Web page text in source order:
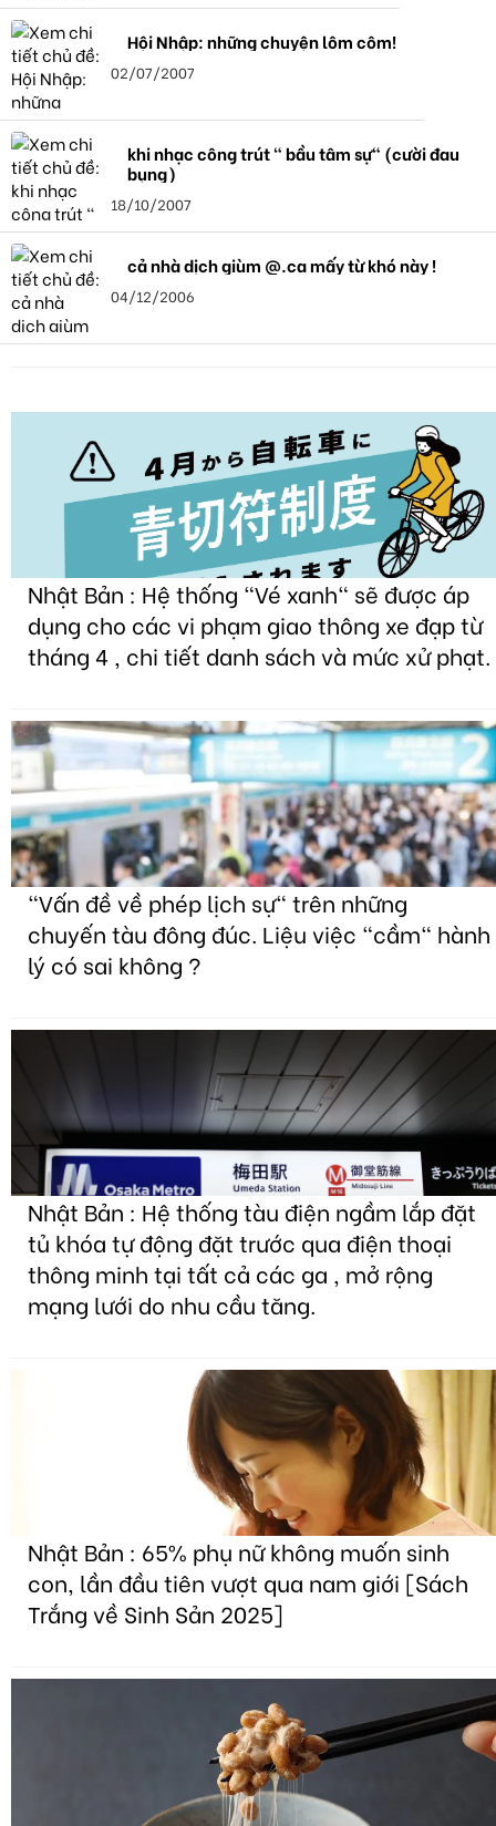
Hội Nhập: những chuyện lôm côm!
02/07/2007
khi nhạc công trút " bầu tâm sự" (cười đau
bụng)
18/10/2007
cả nhà dịch giùm @.ca mấy từ khó này !
04/12/2006
Nhật Bản : Hệ thống "Vé xanh" sẽ được áp
dụng cho các vi phạm giao thông xe đạp từ
tháng 4 , chi tiết danh sách và mức xử phạt.
"Vấn đề về phép lịch sự" trên những
chuyến tàu đông đúc. Liệu việc "cầm" hành
lý có sai không ?
Nhật Bản : Hệ thống tàu điện ngầm lắp đặt
tủ khóa tự động đặt trước qua điện thoại
thông minh tại tất cả các ga , mở rộng
mạng lưới do nhu cầu tăng.
Nhật Bản : 65% phụ nữ không muốn sinh
con, lần đầu tiên vượt qua nam giới [Sách
Trắng về Sinh Sản 2025]